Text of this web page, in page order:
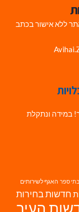
ללא אישור בכתב
במידה ונתקלת
בתי ספר האגף לשירותים
חדשות בחירות
העיר